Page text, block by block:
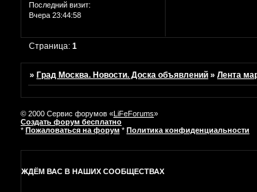
Последний визит:
Вчера 23:44:58
Страница:1
»Град Москва. Новости. Доска объявлений »Лента
© 2000 Сервис форумов «LiFeForums»
Создать форум бесплатно
* Пожаловаться на форум * Политика конфиденциальности
ЖДЁМ ВАС В НАШИХ СООБЩЕСТВАХ